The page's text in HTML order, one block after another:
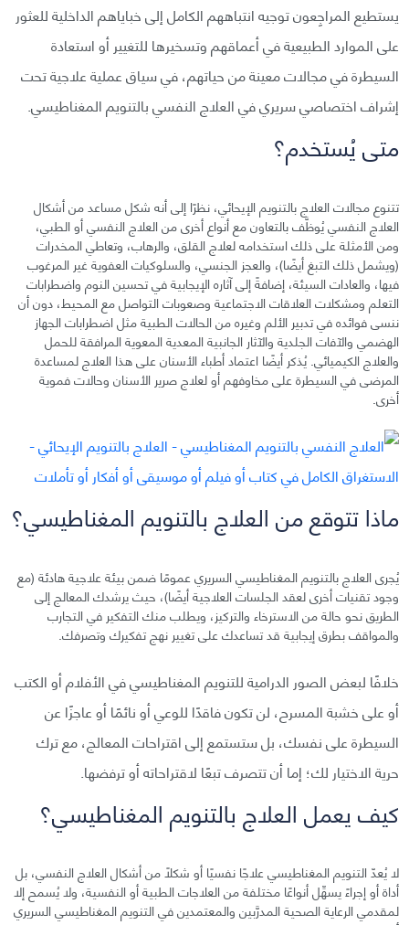
يستطيع المراجِعون توجيه انتباههم الكامل إلى خباياهم الداخلية للعثور
على الموارد الطبيعية في أعماقهم وتسخيرها للتغيير أو استعادة
السيطرة في مجالات معينة من حياتهم، في سياق عملية علاجية تحت
إشراف اختصاصي سريري في العلاج النفسي بالتنويم المغناطيسي.
متى يُستخدم؟
تتنوع مجالات العلاج بالتنويم الإيحائي، نظرًا إلى أنه شكل مساعد من أشكال
العلاج النفسي يُوظَّف بالتعاون مع أنواع أخرى من العلاج النفسي أو الطبي،
ومن الأمثلة على ذلك استخدامه لعلاج القلق، والرهاب، وتعاطي المخدرات
(ويشمل ذلك التبغ أيضًا)، والعجز الجنسي، والسلوكيات العفوية غير المرغوب
فيها، والعادات السيئة، إضافةً إلى آثاره الإيجابية في تحسين النوم واضطرابات
التعلم ومشكلات العلاقات الاجتماعية وصعوبات التواصل مع المحيط، دون أن
ننسى فوائده في تدبير الألم وغيره من الحالات الطبية مثل اضطرابات الجهاز
الهضمي والآفات الجلدية والآثار الجانبية المعدية المعوية المرافقة للحمل
والعلاج الكيميائي. يُذكر أيضًا اعتماد أطباء الأسنان على هذا العلاج لمساعدة
المرضى في السيطرة على مخاوفهم أو لعلاج صرير الأسنان وحالات فموية
أخرى.
ماذا تتوقع من العلاج بالتنويم المغناطيسي؟
يُجرى العلاج بالتنويم المغناطيسي السريري عمومًا ضمن بيئة علاجية هادئة (مع
وجود تقنيات أخرى لعقد الجلسات العلاجية أيضًا)، حيث يرشدك المعالج إلى
الطريق نحو حالة من الاسترخاء والتركيز، ويطلب منك التفكير في التجارب
والمواقف بطرق إيجابية قد تساعدك على تغيير نهج تفكيرك وتصرفك.
خلافًا لبعض الصور الدرامية للتنويم المغناطيسي في الأفلام أو الكتب
أو على خشبة المسرح، لن تكون فاقدًا للوعي أو نائمًا أو عاجزًا عن
السيطرة على نفسك، بل ستستمع إلى اقتراحات المعالج، مع ترك
حرية الاختيار لك؛ إما أن تتصرف تبعًا لاقتراحاته أو ترفضها.
كيف يعمل العلاج بالتنويم المغناطيسي؟
لا يُعدّ التنويم المغناطيسي علاجًا نفسيًا أو شكلًا من أشكال العلاج النفسي، بل
أداة أو إجراءً يسهِّل أنواعًا مختلفة من العلاجات الطبية أو النفسية، ولا يُسمح إلا
لمقدمي الرعاية الصحية المدرَّبين والمعتمدين في التنويم المغناطيسي السريري